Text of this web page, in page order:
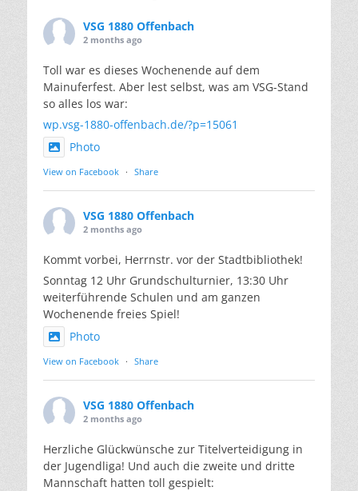
VSG 1880 Offenbach
2 months ago
Toll war es dieses Wochenende auf dem
Mainuferfest. Aber lest selbst, was am VSG-Stand
so alles los war:
wp.vsg-1880-offenbach.de/?p=15061
Photo
View on Facebook · Share
VSG 1880 Offenbach
2 months ago
Kommt vorbei, Herrnstr. vor der Stadtbibliothek!
Sonntag 12 Uhr Grundschulturnier, 13:30 Uhr
weiterführende Schulen und am ganzen
Wochenende freies Spiel!
Photo
View on Facebook · Share
VSG 1880 Offenbach
2 months ago
Herzliche Glückwünsche zur Titelverteidigung in
der Jugendliga! Und auch die zweite und dritte
Mannschaft hatten toll gespielt: